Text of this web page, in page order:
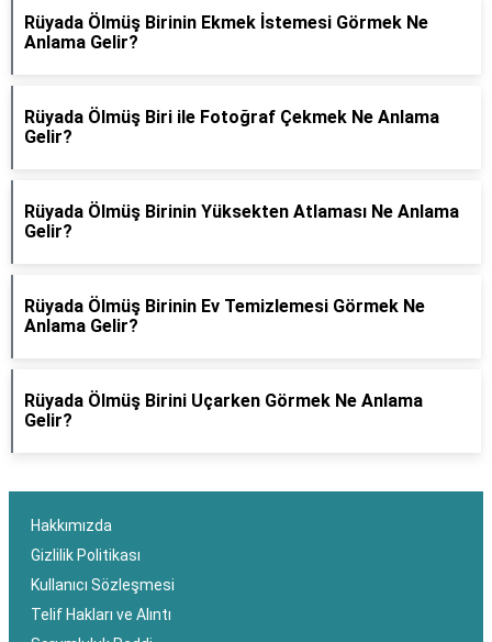
Rüyada Ölmüş Birinin Ekmek İstemesi Görmek Ne
Anlama Gelir?
Rüyada Ölmüş Biri ile Fotoğraf Çekmek Ne Anlama
Gelir?
Rüyada Ölmüş Birinin Yüksekten Atlaması Ne Anlama
Gelir?
Rüyada Ölmüş Birinin Ev Temizlemesi Görmek Ne
Anlama Gelir?
Rüyada Ölmüş Birini Uçarken Görmek Ne Anlama
Gelir?
Hakkımızda
Gizlilik Politikası
Kullanıcı Sözleşmesi
Telif Hakları ve Alıntı